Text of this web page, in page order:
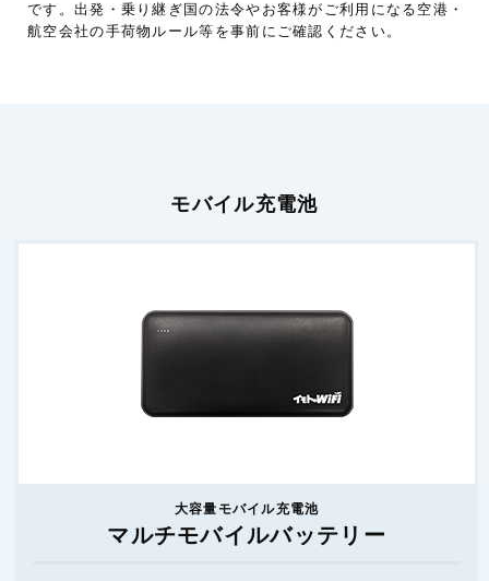
です。出発・乗り継ぎ国の法令やお客様がご利用になる空港・
航空会社の手荷物ルール等を事前にご確認ください。
モバイル充電池
大容量モバイル充電池
マルチモバイルバッテリー